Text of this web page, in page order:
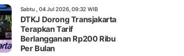
Sabtu , 04 Jul 2026, 09:32 WIB
DTKJ Dorong Transjakarta
Terapkan Tarif
Berlangganan Rp200 Ribu
Per Bulan